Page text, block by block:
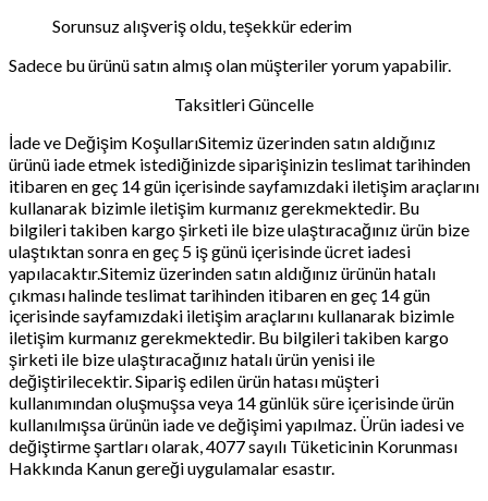
Sorunsuz alışveriş oldu, teşekkür ederim
Sadece bu ürünü satın almış olan müşteriler yorum yapabilir.
Taksitleri Güncelle
İade ve Değişim KoşullarıSitemiz üzerinden satın aldığınız
ürünü iade etmek istediğinizde siparişinizin teslimat tarihinden
itibaren en geç 14 gün içerisinde sayfamızdaki iletişim araçlarını
kullanarak bizimle iletişim kurmanız gerekmektedir. Bu
bilgileri takiben kargo şirketi ile bize ulaştıracağınız ürün bize
ulaştıktan sonra en geç 5 iş günü içerisinde ücret iadesi
yapılacaktır.Sitemiz üzerinden satın aldığınız ürünün hatalı
çıkması halinde teslimat tarihinden itibaren en geç 14 gün
içerisinde sayfamızdaki iletişim araçlarını kullanarak bizimle
iletişim kurmanız gerekmektedir. Bu bilgileri takiben kargo
şirketi ile bize ulaştıracağınız hatalı ürün yenisi ile
değiştirilecektir. Sipariş edilen ürün hatası müşteri
kullanımından oluşmuşsa veya 14 günlük süre içerisinde ürün
kullanılmışsa ürünün iade ve değişimi yapılmaz. Ürün iadesi ve
değiştirme şartları olarak, 4077 sayılı Tüketicinin Korunması
Hakkında Kanun gereği uygulamalar esastır.